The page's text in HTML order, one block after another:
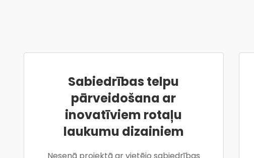
Sabiedrības telpu
pārveidošana ar
inovatīviem rotaļu
laukumu dizainiem